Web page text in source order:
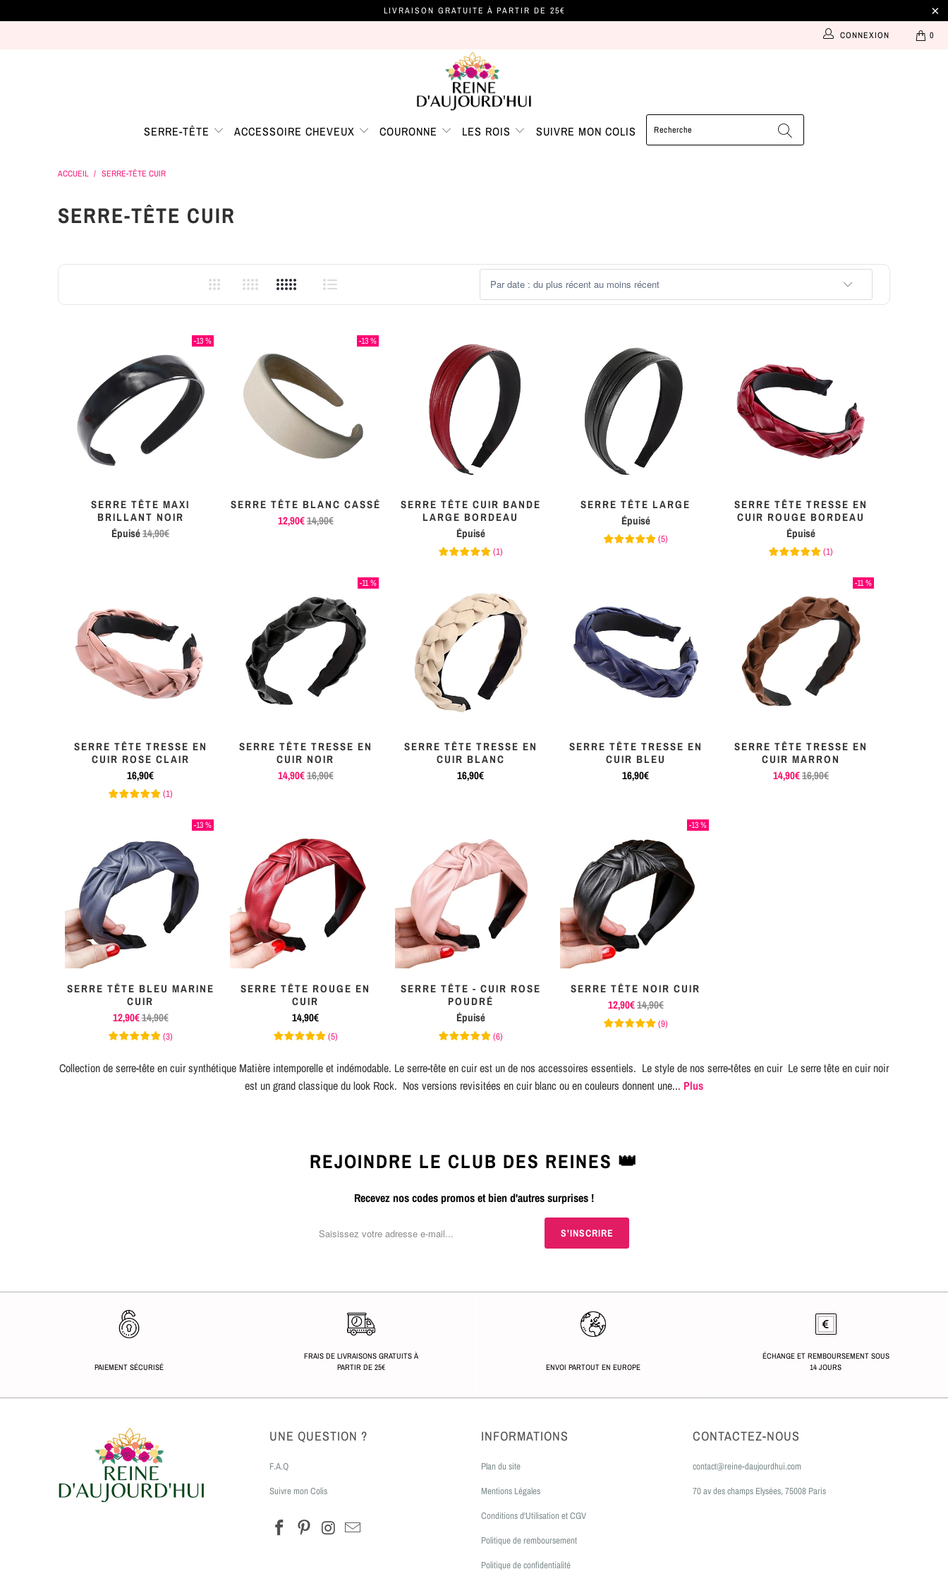
LIVRAISON GRATUITE À PARTIR DE 25€
0
CONNEXION
SERRE-TÊTE ACCESSOIRE CHEVEUX COURONNE LES ROIS SUIVRE MON COLIS
ACCUEIL / SERRE-TÊTE CUIR
SERRE-TÊTE CUIR
3 4 5 LIST
-13 %
SERRE TÊTE MAXI
BRILLANT NOIR
Épuisé14,90€
-13 %
SERRE TÊTE BLANC CASSÉ
12,90€14,90€
SERRE TÊTE CUIR BANDE
LARGE BORDEAU
Épuisé
(1)
SERRE TÊTE LARGE
Épuisé
(5)
SERRE TÊTE TRESSE EN
CUIR ROUGE BORDEAU
Épuisé
(1)
SERRE TÊTE TRESSE EN
CUIR ROSE CLAIR
16,90€
(1)
-11 %
SERRE TÊTE TRESSE EN
CUIR NOIR
14,90€16,90€
SERRE TÊTE TRESSE EN
CUIR BLANC
16,90€
SERRE TÊTE TRESSE EN
CUIR BLEU
16,90€
-11 %
SERRE TÊTE TRESSE EN
CUIR MARRON
14,90€16,90€
-13 %
SERRE TÊTE BLEU MARINE
CUIR
12,90€14,90€
(3)
SERRE TÊTE ROUGE EN
CUIR
14,90€
(5)
SERRE TÊTE - CUIR ROSE
POUDRÉ
Épuisé
(6)
-13 %
SERRE TÊTE NOIR CUIR
12,90€14,90€
(9)
Collection de serre-tête en cuir synthétique Matière intemporelle et indémodable. Le serre-tête en cuir est un de nos accessoires essentiels. Le style de nos serre-têtes en cuir Le serre tête en cuir noir
est un grand classique du look Rock. Nos versions revisitées en cuir blanc ou en couleurs donnent une... Plus
REJOINDRE LE CLUB DES REINES 👑
Recevez nos codes promos et bien d'autres surprises !
PAIEMENT SÉCURISÉ
FRAIS DE LIVRAISONS GRATUITS À
PARTIR DE 25€
ENVOI PARTOUT EN EUROPE
ÉCHANGE ET REMBOURSEMENT SOUS
14 JOURS
UNE QUESTION ?
F.A.Q
Suivre mon Colis
INFORMATIONS
Plan du site
Mentions Légales
Conditions d'Utilisation et CGV
Politique de remboursement
Politique de confidentialité
CONTACTEZ-NOUS
contact@reine-daujourdhui.com
70 av des champs Elysées, 75008 Paris